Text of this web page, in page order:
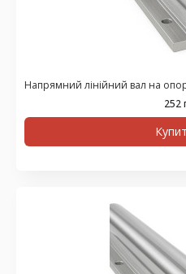
Напрямний лінійний вал на
252